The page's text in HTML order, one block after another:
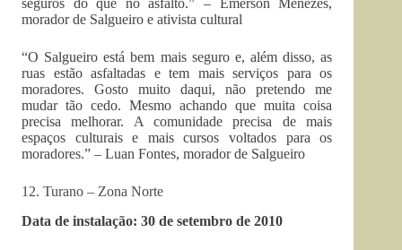
seguros do que no asfalto.” – Emerson Menezes,
morador de Salgueiro e ativista cultural
“O Salgueiro está bem mais seguro e, além disso, as
ruas estão asfaltadas e tem mais serviços para os
moradores. Gosto muito daqui, não pretendo me
mudar tão cedo. Mesmo achando que muita coisa
precisa melhorar. A comunidade precisa de mais
espaços culturais e mais cursos voltados para os
moradores.” – Luan Fontes, morador de Salgueiro
12. Turano – Zona Norte
Data de instalação: 30 de setembro de 2010